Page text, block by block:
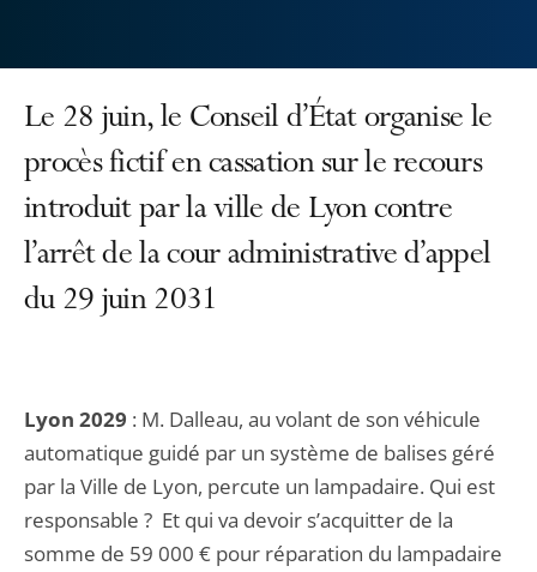
Le 28 juin, le Conseil d’État organise le
procès fictif en cassation sur le recours
introduit par la ville de Lyon contre
l’arrêt de la cour administrative d’appel
du 29 juin 2031
Lyon 2029 : M. Dalleau, au volant de son véhicule
automatique guidé par un système de balises géré
par la Ville de Lyon, percute un lampadaire. Qui est
responsable ? Et qui va devoir s’acquitter de la
somme de 59 000 € pour réparation du lampadaire